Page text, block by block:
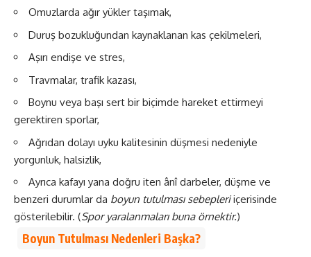
Omuzlarda ağır yükler taşımak,
Duruş bozukluğundan kaynaklanan kas çekilmeleri,
Aşırı endişe ve stres,
Travmalar, trafik kazası,
Boynu veya başı sert bir biçimde hareket ettirmeyi
gerektiren sporlar,
Ağrıdan dolayı uyku kalitesinin düşmesi nedeniyle
yorgunluk, halsizlik,
Ayrıca kafayı yana doğru iten ânî darbeler, düşme ve
benzeri durumlar da boyun tutulması sebepleriiçerisinde
gösterilebilir. (Spor yaralanmaları buna örnektir.)
Boyun Tutulması Nedenleri Başka?